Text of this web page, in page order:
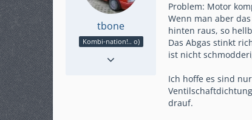
tbone
Kombi-nation!.. o)
Problem: Motor
Wenn man aber
hinten raus, so
Das Abgas stinkt
ist nicht
Ich hoffe es sind
drauf.